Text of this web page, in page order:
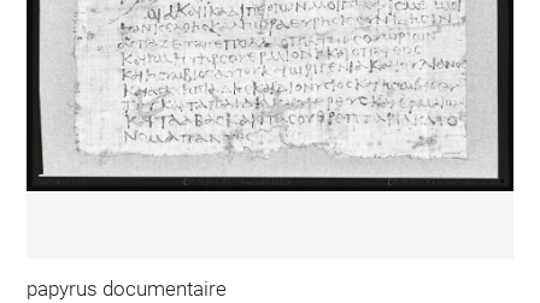
papyrus documentaire